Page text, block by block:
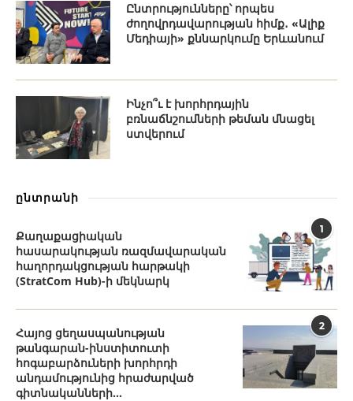
Ընտրությունները՝ որպես
ժողովրդավարության հիմք․ «Ալիք
Մեդիայի» քննարկումը Երևանում
Ինչո՞ւ է խորհրդային
բռնաճնշումների թեման մնացել
ստվերում
ընտրանի
1
Քաղաքացիական
հասարակության ռազմավարական
հաղորդակցության հարթակի
(StratCom Hub)-ի մեկնարկ
2
Հայոց ցեղասպանության
թանգարան-ինստիտուտի
հոգաբարձուների խորհրդի
անդամությունից հրաժարված
գիտնականների...